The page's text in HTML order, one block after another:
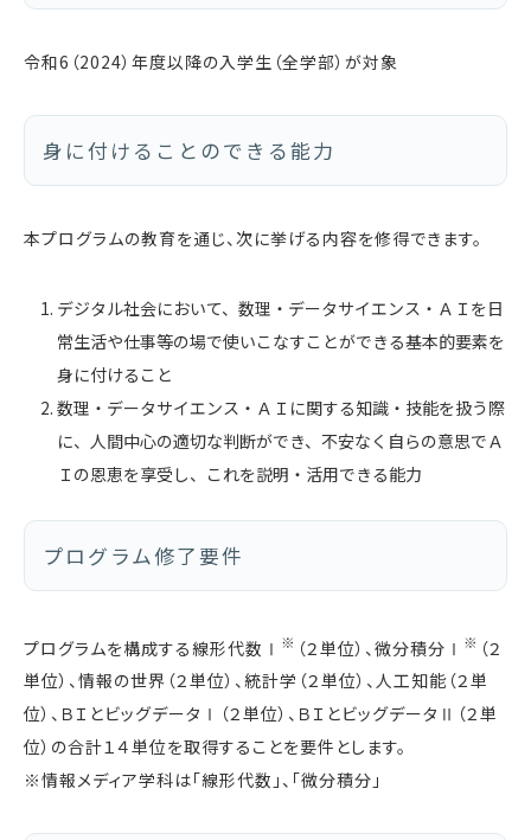
令和6（2024）年度以降の入学生（全学部）が対象
身に付けることのできる能力
本プログラムの教育を通じ、次に挙げる内容を修得できます。
デジタル社会において、数理・データサイエンス・ＡＩを日
常生活や仕事等の場で使いこなすことができる基本的要素を
身に付けること
数理・データサイエンス・ＡＩに関する知識・技能を扱う際
に、人間中心の適切な判断ができ、不安なく自らの意思でＡ
Ｉの恩恵を享受し、これを説明・活用できる能力
プログラム修了要件
プログラムを構成する線形代数Ⅰ ※ （２単位）、微分積分Ⅰ ※ （２
単位）、情報の世界（２単位）、統計学（２単位）、人工知能（２単
位）、ＢＩとビッグデータⅠ（２単位）、ＢＩとビッグデータⅡ（２単
位）の合計１４単位を取得することを要件とします。
※情報メディア学科は「線形代数」、「微分積分」